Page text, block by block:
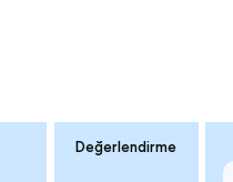
Değerlendirme